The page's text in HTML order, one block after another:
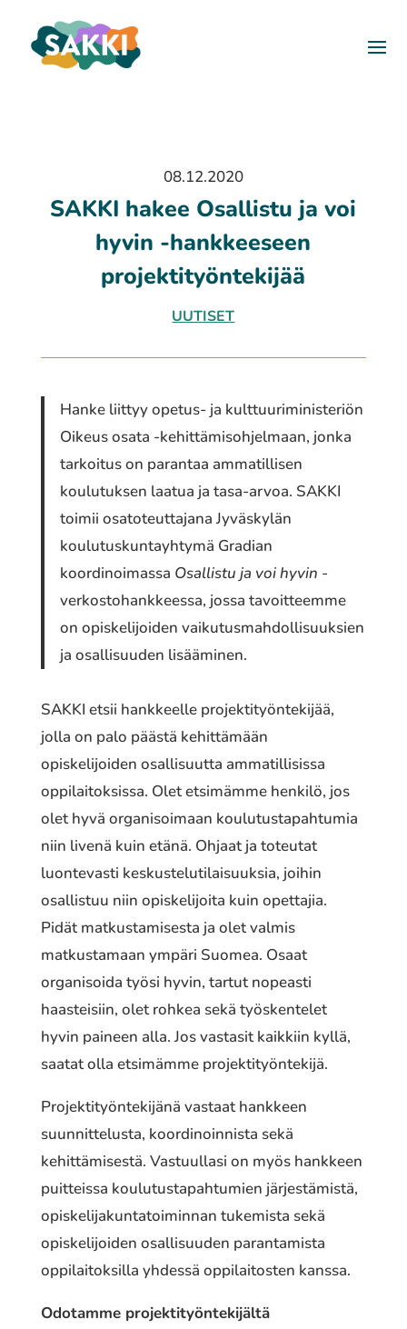
08.12.2020
SAKKI hakee Osallistu ja voi
hyvin -hankkeeseen
projektityöntekijää
UUTISET
Hanke liittyy opetus- ja kulttuuriministeriön
Oikeus osata -kehittämisohjelmaan, jonka
tarkoitus on parantaa ammatillisen
koulutuksen laatua ja tasa-arvoa. SAKKI
toimii osatoteuttajana Jyväskylän
koulutuskuntayhtymä Gradian
koordinoimassa Osallistu ja voi hyvin -
verkostohankkeessa, jossa tavoitteemme
on opiskelijoiden vaikutusmahdollisuuksien
ja osallisuuden lisääminen.
SAKKI etsii hankkeelle projektityöntekijää,
jolla on palo päästä kehittämään
opiskelijoiden osallisuutta ammatillisissa
oppilaitoksissa. Olet etsimämme henkilö, jos
olet hyvä organisoimaan koulutustapahtumia
niin livenä kuin etänä. Ohjaat ja toteutat
luontevasti keskustelutilaisuuksia, joihin
osallistuu niin opiskelijoita kuin opettajia.
Pidät matkustamisesta ja olet valmis
matkustamaan ympäri Suomea. Osaat
organisoida työsi hyvin, tartut nopeasti
haasteisiin, olet rohkea sekä työskentelet
hyvin paineen alla. Jos vastasit kaikkiin kyllä,
saatat olla etsimämme projektityöntekijä.
Projektityöntekijänä vastaat hankkeen
suunnittelusta, koordinoinnista sekä
kehittämisestä. Vastuullasi on myös hankkeen
puitteissa koulutustapahtumien järjestämistä,
opiskelijakuntatoiminnan tukemista sekä
opiskelijoiden osallisuuden parantamista
oppilaitoksilla yhdessä oppilaitosten kanssa.
Odotamme projektityöntekijältä